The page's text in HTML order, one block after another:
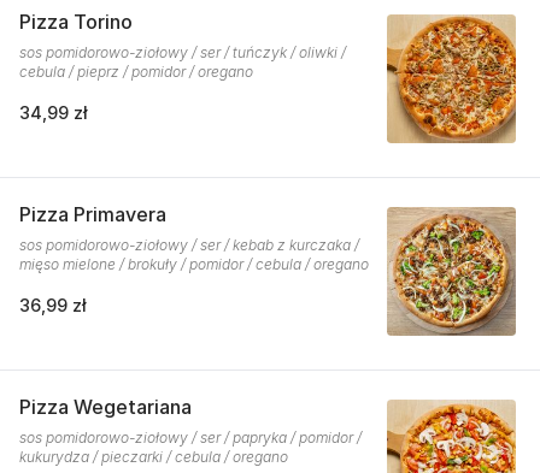
Pizza Torino
sos pomidorowo-ziołowy / ser / tuńczyk / oliwki /
cebula / pieprz / pomidor / oregano
34,99 zł
Pizza Primavera
sos pomidorowo-ziołowy / ser / kebab z kurczaka /
mięso mielone / brokuły / pomidor / cebula / oregano
36,99 zł
Pizza Wegetariana
sos pomidorowo-ziołowy / ser / papryka / pomidor /
kukurydza / pieczarki / cebula / oregano